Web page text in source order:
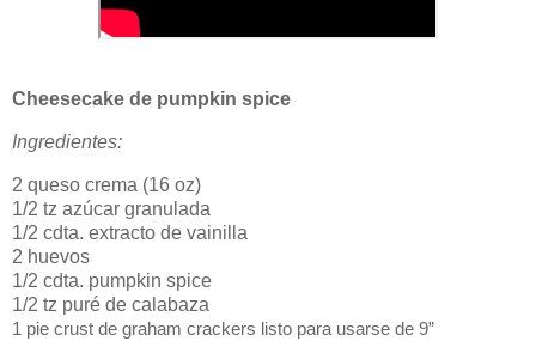
Cheesecake de pumpkin spice
Ingredientes:
2 queso crema (16 oz)
1/2 tz azúcar granulada
1/2 cdta. extracto de vainilla
2 huevos
1/2 cdta. pumpkin spice
1/2 tz puré de calabaza
1 pie crust de graham crackers listo para usarse de 9”